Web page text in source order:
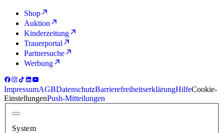
Shop
Auktion
Kinderzeitung
Trauerportal
Partnersuche
Werbung
ImpressumAGBDatenschutzBarrierefreiheitserklärungHilfeCookie-
EinstellungenPush-Mitteilungen
System